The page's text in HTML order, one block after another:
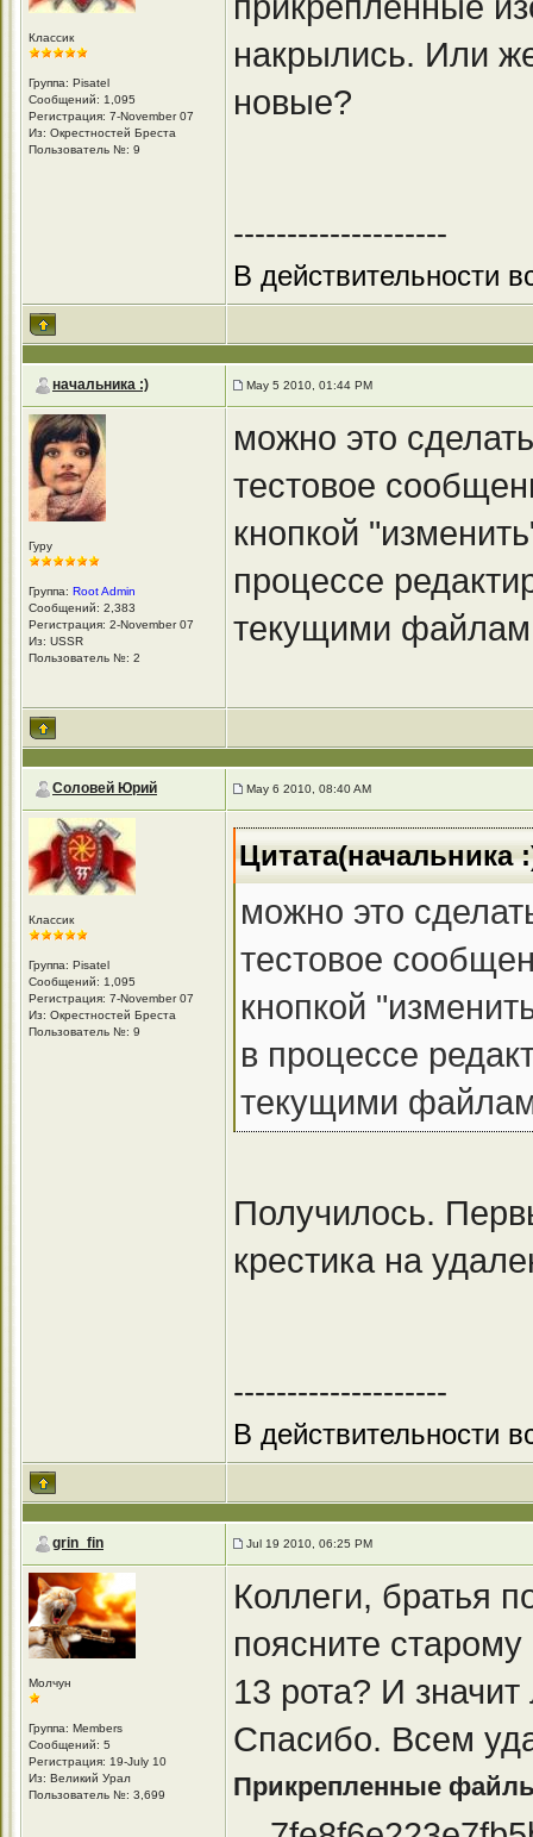
Классик
Группа: Pisatel
Сообщений: 1,095
Регистрация: 7-November 07
Из: Окрестностей Бреста
Пользователь №: 9
накрылись. Или
новые?
--------------------
В действительности
начальника :) May 5 2010, 01:44 PM
Гуру
Группа: Root Admin
Сообщений: 2,383
Регистрация: 2-November 07
Из: USSR
Пользователь №: 2
можно это
тестовое
кнопкой
процессе
текущими
Соловей Юрий May 6 2010, 08:40 AM
Классик
Группа: Pisatel
Сообщений: 1,095
Регистрация: 7-November 07
Из: Окрестностей Бреста
Пользователь №: 9
Цитата(начальника
можно это
тестовое
кнопкой
в процессе
текущими
Получилось.
крестика на
--------------------
В действительности
grin_fin Jul 19 2010, 06:25 PM
Молчун
Группа: Members
Сообщений: 5
Регистрация: 19-July 10
Из: Великий Урал
Пользователь №: 3,699
Коллеги, братья
поясните
13 рота? И
Спасибо. Всем
Прикрепленные